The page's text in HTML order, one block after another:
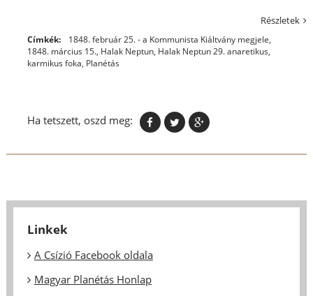
Részletek
Címkék: 1848. február 25. - a Kommunista Kiáltvány megjele,
1848. március 15., Halak Neptun, Halak Neptun 29. anaretikus,
karmikus foka, Planétás
Ha tetszett, oszd meg:
Linkek
A Csízió Facebook oldala
Magyar Planétás Honlap